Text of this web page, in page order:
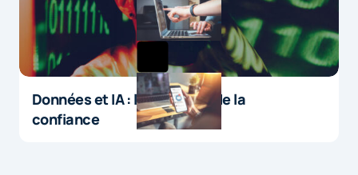
Données et IA : le paradoxe de la
confiance